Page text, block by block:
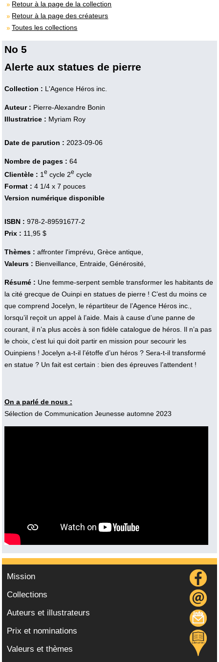
Retour à la page de la collection
Retour à la page des créateurs
Toutes les collections
No 5
Alerte aux statues de pierre
Collection : L'Agence Héros inc.
Auteur : Pierre-Alexandre Bonin
Illustratrice : Myriam Roy
Date de parution : 2023-09-06
Nombre de pages : 64
Clientèle : 1 e cycle 2e cycle
Format : 4 1/4 x 7 pouces
Version numérique disponible
ISBN : 978-2-89591677-2
Prix : 11,95 $
Thèmes : affronter l'imprévu, Grèce antique,
Valeurs : Bienveillance, Entraide, Générosité,
Résumé : Une femme-serpent semble transformer les habitants de
la cité grecque de Ouinpi en statues de pierre ! C’est du moins ce
que comprend Jocelyn, le répartiteur de l’Agence Héros inc.,
lorsqu’il reçoit un appel à l’aide. Mais à cause d’une panne de
courant, il n’a plus accès à son fidèle catalogue de héros. Il n’a pas
le choix, c’est lui qui doit partir en mission pour secourir les
Ouinpiens ! Jocelyn a-t-il l’étoffe d’un héros ? Sera-t-il transformé
en statue ? Un fait est certain : bien des épreuves l’attendent !
On a parlé de nous :
Sélection de Communication Jeunesse automne 2023
Mission
Collections
Auteurs et illustrateurs
Prix et nominations
Valeurs et thèmes